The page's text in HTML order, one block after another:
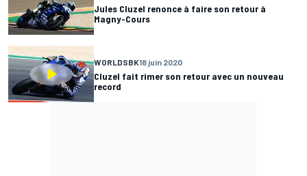
Jules Cluzel renonce à faire son retour à
Magny-Cours
WORLDSBK18 juin 2020
Cluzel fait rimer son retour avec un nouveau
record